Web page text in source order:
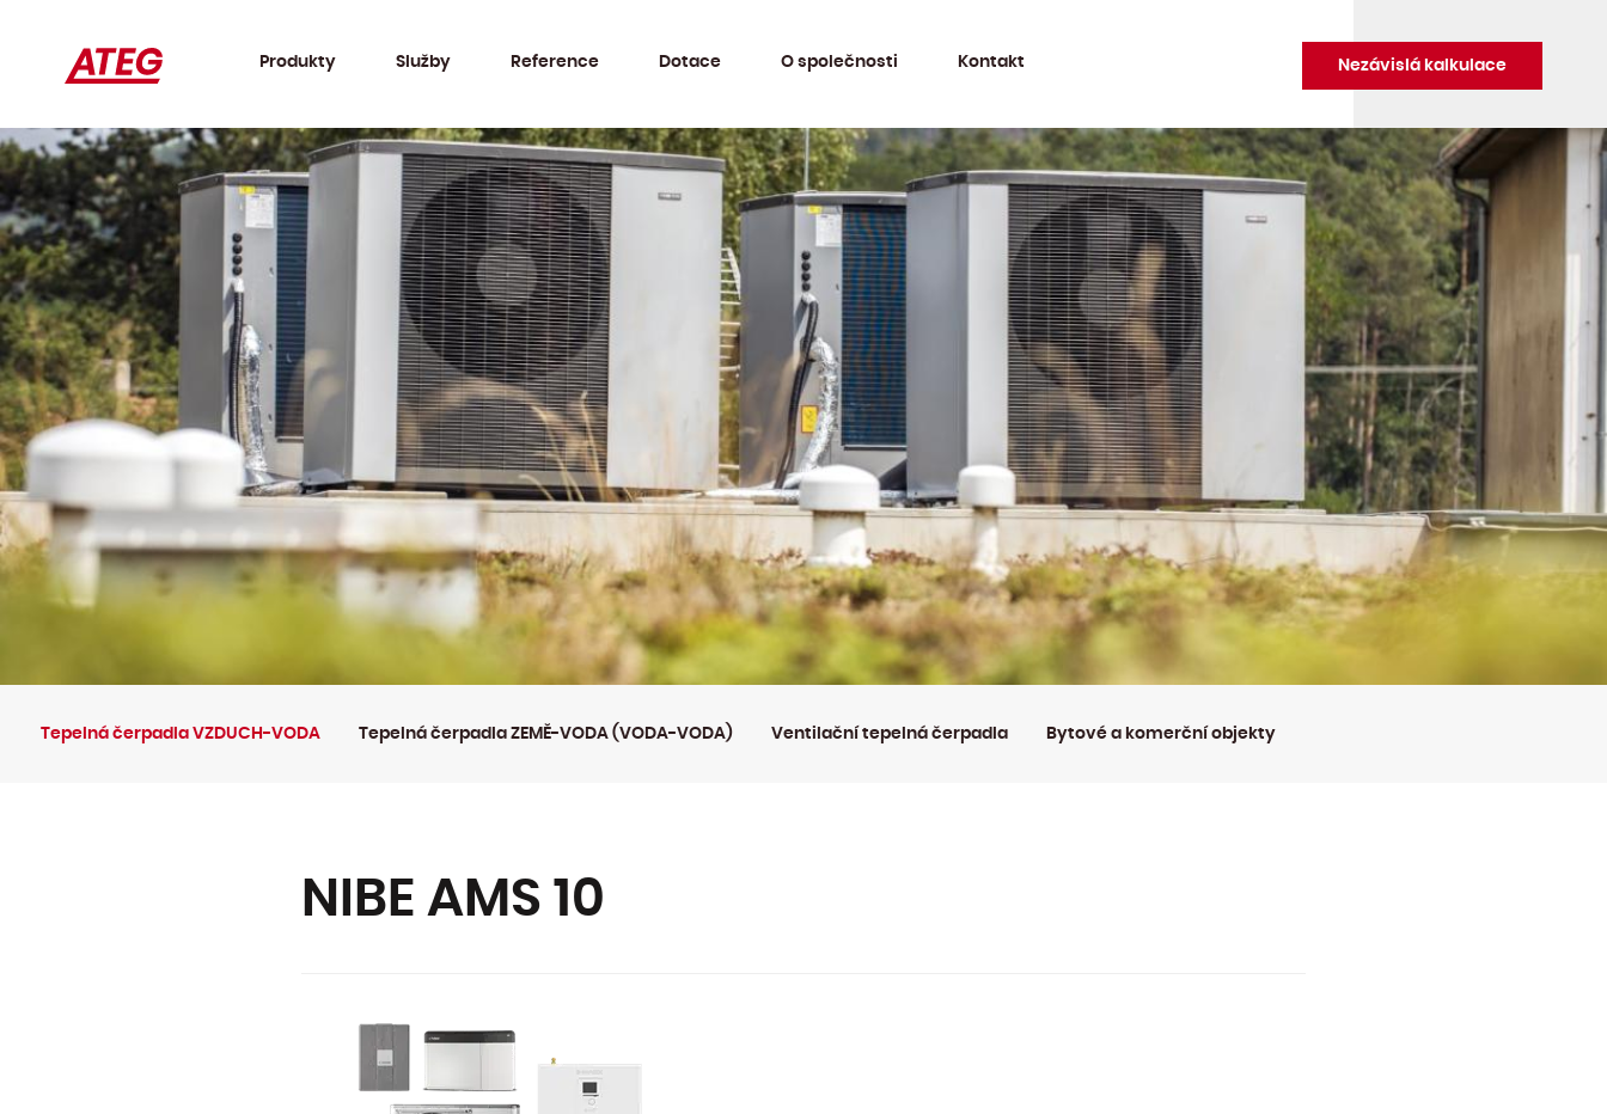
Nezávislá kalkulace
Produkty
Tepelná čerpadla
Rekuperační jednotky
Topné a chladící soustavy
Služby Reference Dotace O společnosti Kontakt
NIBE AMS 10
Tepelná čerpadla VZDUCH-VODA Tepelná čerpadla ZEMĚ-VODA (VODA-VODA) Ventilační tepelná čerpadla Bytové a komerční objekty